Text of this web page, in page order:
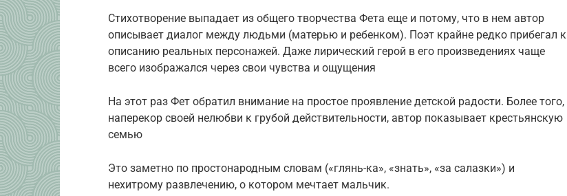
Стихотворение выпадает из общего творчества Фета еще и потому, что в нем автор
описывает диалог между людьми (матерью и ребенком). Поэт крайне редко прибегал к
описанию реальных персонажей. Даже лирический герой в его произведениях чаще
всего изображался через свои чувства и ощущения
На этот раз Фет обратил внимание на простое проявление детской радости. Более того,
наперекор своей нелюбви к грубой действительности, автор показывает крестьянскую
семью
Это заметно по простонародным словам («глянь-ка», «знать», «за салазки») и
нехитрому развлечению, о котором мечтает мальчик.